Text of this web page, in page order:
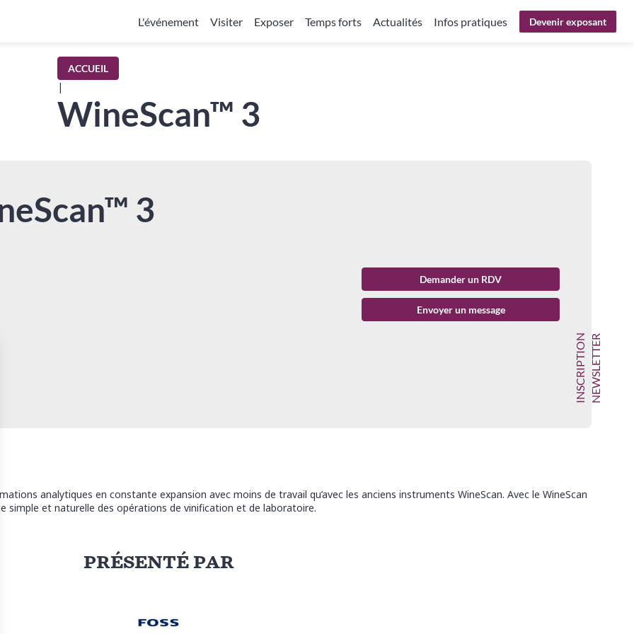
L'événement Visiter Exposer Temps forts Actualités Infos pratiques Devenir exposant
ACCUEIL
|
WineScan™ 3
Demander un RDV
Envoyer un message
3
analytiques en constante expansion avec moins de travail qu’avec les anciens instruments WineScan. Avec le WineScan
simple et naturelle des opérations de vinification et de laboratoire.
PRÉSENTÉ PAR
INSCRIPTIONNEWSLETTER